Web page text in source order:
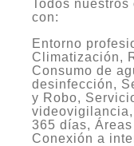
Todos nuestros
con:
Entorno
Climatización,
Consumo de
desinfección,
y Robo,
365 días,
Conexión a